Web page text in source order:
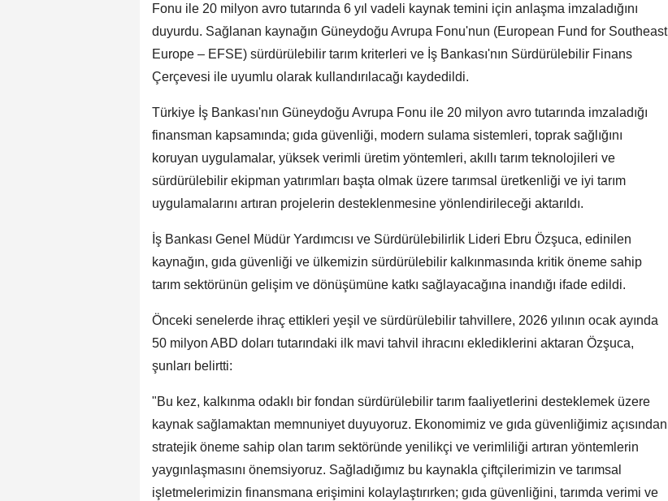
Fonu ile 20 milyon avro tutarında 6 yıl vadeli kaynak temini için anlaşma imzaladığını
duyurdu. Sağlanan kaynağın Güneydoğu Avrupa Fonu'nun (European Fund for Southeast
Europe – EFSE) sürdürülebilir tarım kriterleri ve İş Bankası'nın Sürdürülebilir Finans
Çerçevesi ile uyumlu olarak kullandırılacağı kaydedildi.
Türkiye İş Bankası'nın Güneydoğu Avrupa Fonu ile 20 milyon avro tutarında imzaladığı
finansman kapsamında; gıda güvenliği, modern sulama sistemleri, toprak sağlığını
koruyan uygulamalar, yüksek verimli üretim yöntemleri, akıllı tarım teknolojileri ve
sürdürülebilir ekipman yatırımları başta olmak üzere tarımsal üretkenliği ve iyi tarım
uygulamalarını artıran projelerin desteklenmesine yönlendirileceği aktarıldı.
İş Bankası Genel Müdür Yardımcısı ve Sürdürülebilirlik Lideri Ebru Özşuca, edinilen
kaynağın, gıda güvenliği ve ülkemizin sürdürülebilir kalkınmasında kritik öneme sahip
tarım sektörünün gelişim ve dönüşümüne katkı sağlayacağına inandığı ifade edildi.
Önceki senelerde ihraç ettikleri yeşil ve sürdürülebilir tahvillere, 2026 yılının ocak ayında
50 milyon ABD doları tutarındaki ilk mavi tahvil ihracını eklediklerini aktaran Özşuca,
şunları belirtti:
"Bu kez, kalkınma odaklı bir fondan sürdürülebilir tarım faaliyetlerini desteklemek üzere
kaynak sağlamaktan memnuniyet duyuyoruz. Ekonomimiz ve gıda güvenliğimiz açısından
stratejik öneme sahip olan tarım sektöründe yenilikçi ve verimliliği artıran yöntemlerin
yaygınlaşmasını önemsiyoruz. Sağladığımız bu kaynakla çiftçilerimizin ve tarımsal
işletmelerimizin finansmana erişimini kolaylaştırırken; gıda güvenliğini, tarımda verimi ve